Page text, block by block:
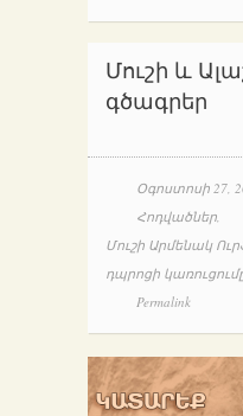
Մուշի և
գծագրեր
Օգոստոսի 27,
Հոդվածներ,
Մուշի Արմենակ
դպրոցի
Permalink